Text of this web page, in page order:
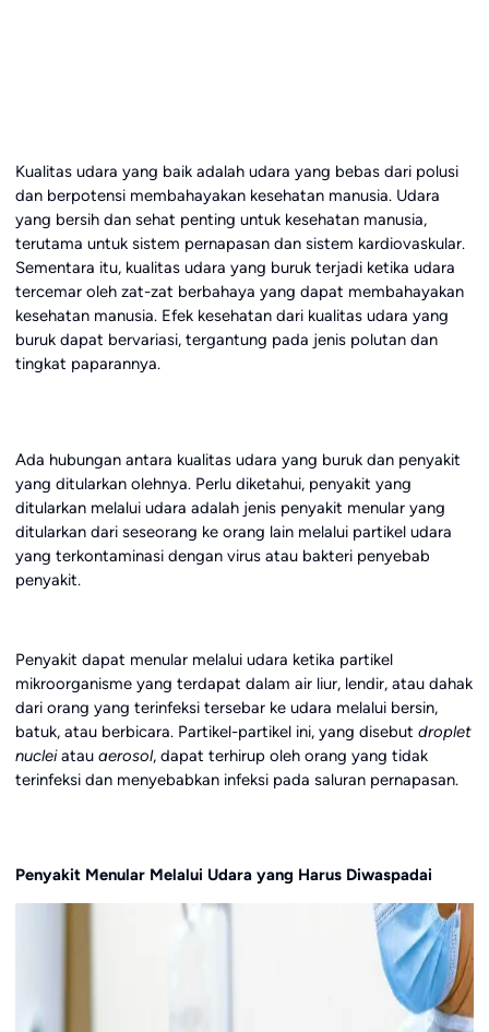
Kualitas udara yang baik adalah udara yang bebas dari polusi
dan berpotensi membahayakan kesehatan manusia. Udara
yang bersih dan sehat penting untuk kesehatan manusia,
terutama untuk sistem pernapasan dan sistem kardiovaskular.
Sementara itu, kualitas udara yang buruk terjadi ketika udara
tercemar oleh zat-zat berbahaya yang dapat membahayakan
kesehatan manusia. Efek kesehatan dari kualitas udara yang
buruk dapat bervariasi, tergantung pada jenis polutan dan
tingkat paparannya.
Ada hubungan antara kualitas udara yang buruk dan penyakit
yang ditularkan olehnya. Perlu diketahui, penyakit yang
ditularkan melalui udara adalah jenis penyakit menular yang
ditularkan dari seseorang ke orang lain melalui partikel udara
yang terkontaminasi dengan virus atau bakteri penyebab
penyakit.
Penyakit dapat menular melalui udara ketika partikel
mikroorganisme yang terdapat dalam air liur, lendir, atau dahak
dari orang yang terinfeksi tersebar ke udara melalui bersin,
batuk, atau berbicara. Partikel-partikel ini, yang disebut droplet
nucleiatau aerosol, dapat terhirup oleh orang yang tidak
terinfeksi dan menyebabkan infeksi pada saluran pernapasan.
Penyakit Menular Melalui Udara yang Harus Diwaspadai